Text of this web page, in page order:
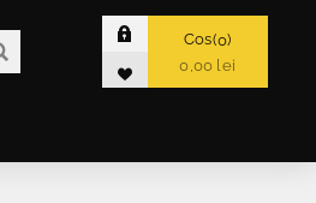
Cos 0
0,00 lei